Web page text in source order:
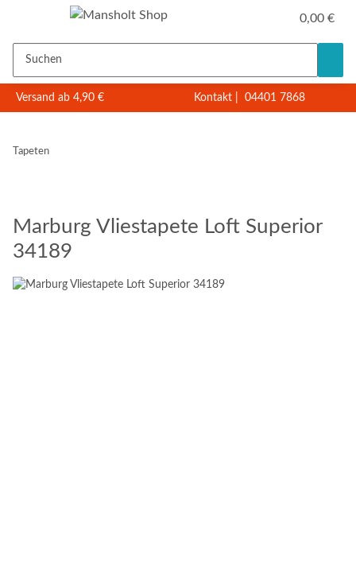
0,00 €
Versand ab 4,90 € Kontakt 04401 7868
Tapeten
Marburg Vliestapete Loft Superior
34189